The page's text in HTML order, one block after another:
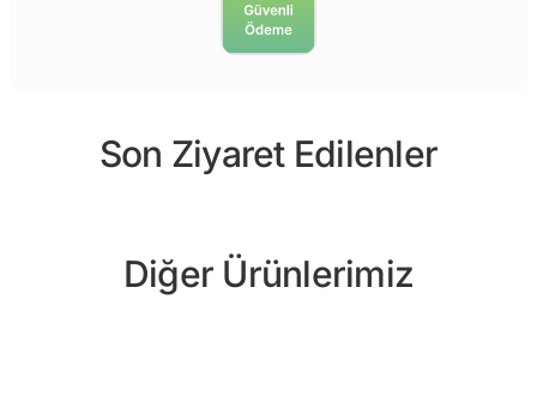
Son Ziyaret Edilenler
Diğer Ürünlerimiz